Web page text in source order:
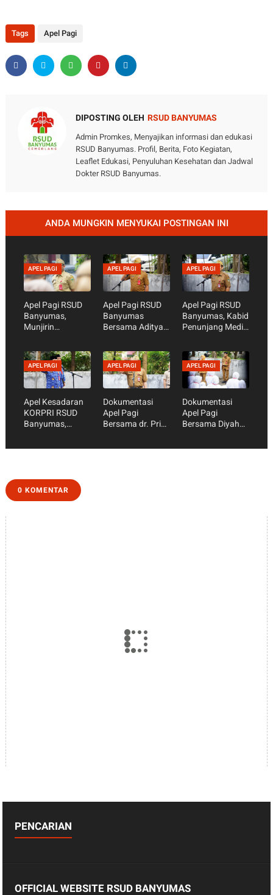
Tags Apel Pagi
DIPOSTING OLEH RSUD BANYUMAS
Admin Promkes, Menyajikan informasi dan edukasi
RSUD Banyumas. Profil, Berita, Foto Kegiatan,
Leaflet Edukasi, Penyuluhan Kesehatan dan Jadwal
Dokter RSUD Banyumas.
ANDA MUNGKIN MENYUKAI POSTINGAN INI
APEL PAGI
Apel Pagi RSUD
Banyumas,
Munjirin
Akreditasi dan
Optimalisasi
S’Laras
APEL PAGI
Apel Pagi RSUD
Banyumas
Bersama Aditya
Persiapan
Penilaian
Ombudsman dan
Sakit Semakin
Dimatangkan
APEL PAGI
Apel Pagi RSUD
Banyumas, Kabid
Penunjang Medis
Kesiapan
Fasilitas untuk
Pelayanan
APEL PAGI
Apel Kesadaran
KORPRI RSUD
Banyumas,
APEL PAGI
Dokumentasi
Apel Pagi
Bersama dr. Prio
APEL PAGI
Dokumentasi
Apel Pagi
Bersama Diyah
0 KOMENTAR
PENCARIAN
OFFICIAL WEBSITE RSUD BANYUMAS